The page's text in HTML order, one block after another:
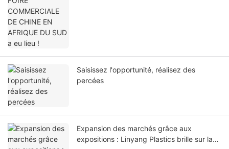
Saisissez l'opportunité, réalisez des
percées
Expansion des marchés grâce aux
expositions : Linyang Plastics brille sur la